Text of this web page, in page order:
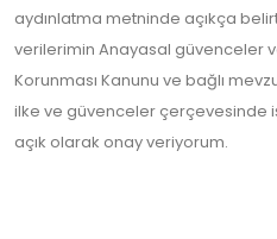
aydınlatma metninde açıkça
verilerimin Anayasal güvenceler
Korunması Kanunu ve bağlı
ilke ve güvenceler çerçevesinde
açık olarak onay veriyorum.